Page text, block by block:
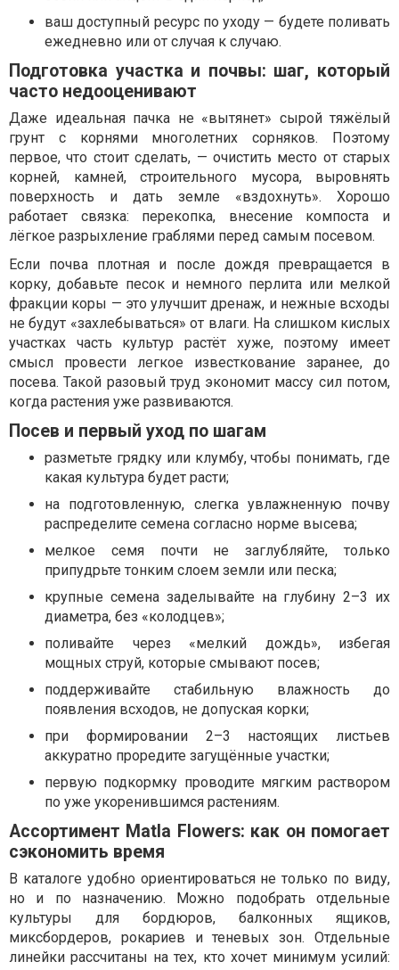
ваш доступный ресурс по уходу — будете поливать
ежедневно или от случая к случаю.
Подготовка участка и почвы: шаг, который
часто недооценивают
Даже идеальная пачка не «вытянет» сырой тяжёлый
грунт с корнями многолетних сорняков. Поэтому
первое, что стоит сделать, — очистить место от старых
корней, камней, строительного мусора, выровнять
поверхность и дать земле «вздохнуть». Хорошо
работает связка: перекопка, внесение компоста и
лёгкое разрыхление граблями перед самым посевом.
Если почва плотная и после дождя превращается в
корку, добавьте песок и немного перлита или мелкой
фракции коры — это улучшит дренаж, и нежные всходы
не будут «захлебываться» от влаги. На слишком кислых
участках часть культур растёт хуже, поэтому имеет
смысл провести легкое известкование заранее, до
посева. Такой разовый труд экономит массу сил потом,
когда растения уже развиваются.
Посев и первый уход по шагам
разметьте грядку или клумбу, чтобы понимать, где
какая культура будет расти;
на подготовленную, слегка увлажненную почву
распределите семена согласно норме высева;
мелкое семя почти не заглубляйте, только
припудрьте тонким слоем земли или песка;
крупные семена заделывайте на глубину 2–3 их
диаметра, без «колодцев»;
поливайте через «мелкий дождь», избегая
мощных струй, которые смывают посев;
поддерживайте стабильную влажность до
появления всходов, не допуская корки;
при формировании 2–3 настоящих листьев
аккуратно проредите загущённые участки;
первую подкормку проводите мягким раствором
по уже укоренившимся растениям.
Ассортимент Matla Flowers: как он помогает
сэкономить время
В каталоге удобно ориентироваться не только по виду,
но и по назначению. Можно подобрать отдельные
культуры для бордюров, балконных ящиков,
миксбордеров, рокариев и теневых зон. Отдельные
линейки рассчитаны на тех, кто хочет минимум усилий: